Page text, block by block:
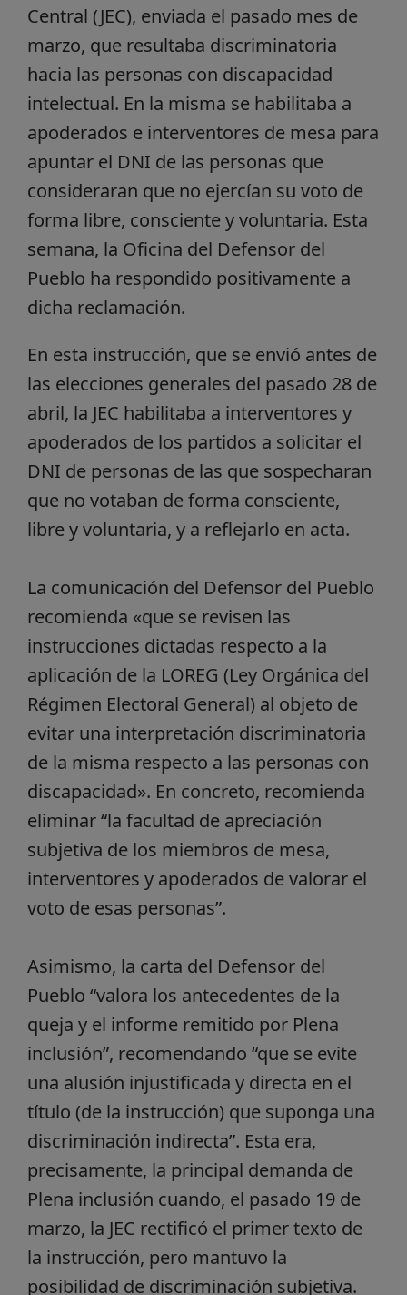
Central (JEC), enviada el pasado mes de
marzo, que resultaba discriminatoria
hacia las personas con discapacidad
intelectual. En la misma se habilitaba a
apoderados e interventores de mesa para
apuntar el DNI de las personas que
consideraran que no ejercían su voto de
forma libre, consciente y voluntaria. Esta
semana, la Oficina del Defensor del
Pueblo ha respondido positivamente a
dicha reclamación.
En esta instrucción, que se envió antes de
las elecciones generales del pasado 28 de
abril, la JEC habilitaba a interventores y
apoderados de los partidos a solicitar el
DNI de personas de las que sospecharan
que no votaban de forma consciente,
libre y voluntaria, y a reflejarlo en acta.
La comunicación del Defensor del Pueblo
recomienda «que se revisen las
instrucciones dictadas respecto a la
aplicación de la LOREG (Ley Orgánica del
Régimen Electoral General) al objeto de
evitar una interpretación discriminatoria
de la misma respecto a las personas con
discapacidad». En concreto, recomienda
eliminar “la facultad de apreciación
subjetiva de los miembros de mesa,
interventores y apoderados de valorar el
voto de esas personas”.
Asimismo, la carta del Defensor del
Pueblo “valora los antecedentes de la
queja y el informe remitido por Plena
inclusión”, recomendando “que se evite
una alusión injustificada y directa en el
título (de la instrucción) que suponga una
discriminación indirecta”. Esta era,
precisamente, la principal demanda de
Plena inclusión cuando, el pasado 19 de
marzo, la JEC rectificó el primer texto de
la instrucción, pero mantuvo la
posibilidad de discriminación subjetiva.